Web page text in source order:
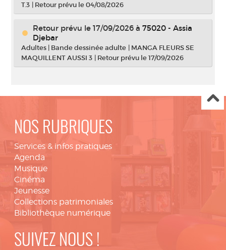
T.3 | Retour prévu le 04/08/2026
Retour prévu le 17/09/2026 à 75020 - Assia
Djebar
Adultes | Bande dessinée adulte | MANGA FLEURS SE
MAQUILLENT AUSSI 3 | Retour prévu le 17/09/2026
NOS RUBRIQUES
Services & infos pratiques
Agenda
Musique
Cinéma
Jeunesse
Collections patrimoniales
Bibliothèque numérique
SUIVEZ NOUS !